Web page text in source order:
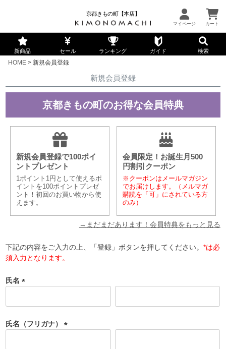
京都きもの町【本店】
新商品 セール ランキング ガイド 検索
HOME 新規会員登録
新規会員登録
京都きもの町のお得な会員特典
新規会員登録で100ポイ
ントプレゼント
1ポイント1円として使えるポ
イントを100ポイントプレゼ
ント！初回のお買い物から使
えます。
会員限定！お誕生月500
円割引クーポン
※クーポンはメールマガジン
でお届けします。（メルマガ
購読を「可」にされている方
のみ）
→まだまだあります！会員特典をもっと見る
下記の内容をご入力の上、「登録」ボタンを押してください。*は必
須入力となります。
氏名
必
)
氏名（フリガナ）